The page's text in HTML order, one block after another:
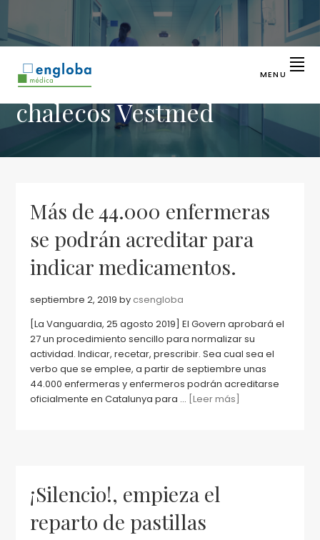
la
principal
contenido
MÉDICA
en
identificación
sanitaria
MENU
chalecos Vestmed
Más de 44.000 enfermeras
se podrán acreditar para
indicar medicamentos.
septiembre 2, 2019 by csengloba
[La Vanguardia, 25 agosto 2019] El Govern aprobará el
27 un procedimiento sencillo para normalizar su
actividad. Indicar, recetar, prescribir. Sea cual sea el
verbo que se emplee, a partir de septiembre unas
44.000 enfermeras y enfermeros podrán acreditarse
oficialmente en Catalunya para ... [Leer más]
¡Silencio!, empieza el
reparto de pastillas